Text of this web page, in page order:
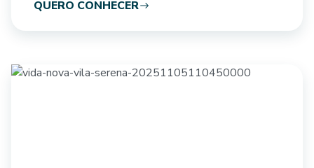
QUERO CONHECER